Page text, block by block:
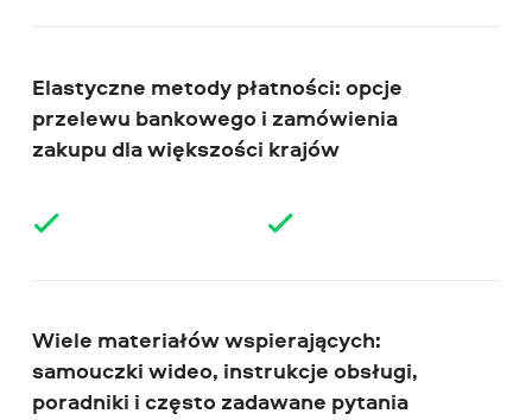
Elastyczne metody płatności: opcje
przelewu bankowego i zamówienia
zakupu dla większości krajów
Wiele materiałów wspierających:
samouczki wideo, instrukcje obsługi,
poradniki i często zadawane pytania